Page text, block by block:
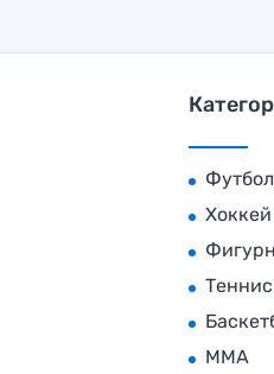
Футбол
Хоккей
Теннис
MMA